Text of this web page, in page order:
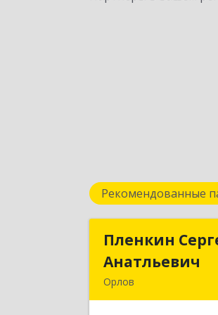
Рекомендованные
Пленкин
Анатльевич
Орлов